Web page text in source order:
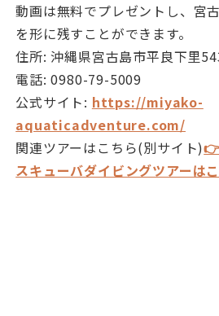
動画は無料でプレゼントし、宮
を形に残すことができます。
住所: 沖縄県宮古島市平良下里
電話: 0980-79-5009
公式サイト: https://miyako-
aquaticadventure.com/
関連ツアーはこちら(別サイト)
スキューバダイビングツアーは